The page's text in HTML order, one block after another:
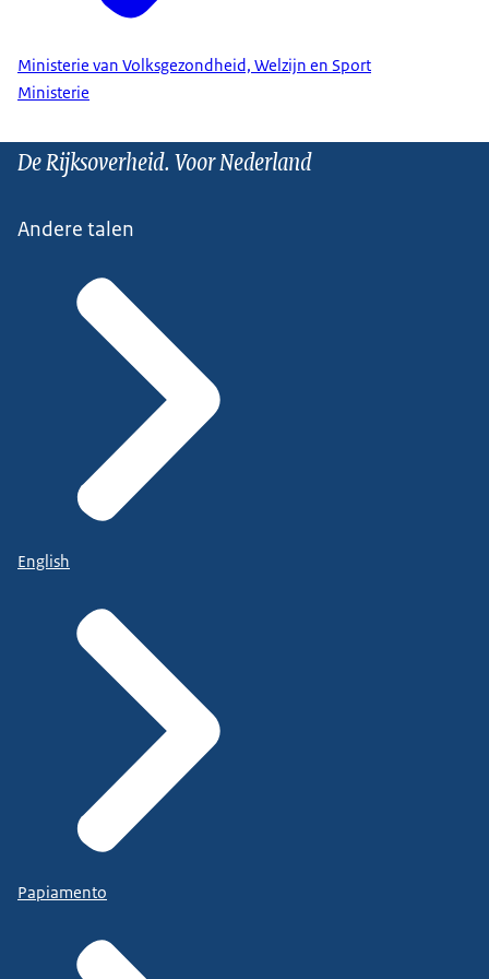
Ministerie van Volksgezondheid, Welzijn en Sport
Ministerie
De Rijksoverheid. Voor Nederland
Andere talen
English
Papiamento